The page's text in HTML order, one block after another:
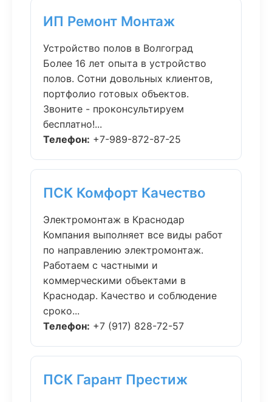
ИП Ремонт Монтаж
Устройство полов в Волгоград
Более 16 лет опыта в устройство
полов. Сотни довольных клиентов,
портфолио готовых объектов.
Звоните - проконсультируем
бесплатно!...
Телефон: +7-989-872-87-25
ПСК Комфорт Качество
Электромонтаж в Краснодар
Компания выполняет все виды работ
по направлению электромонтаж.
Работаем с частными и
коммерческими объектами в
Краснодар. Качество и соблюдение
сроко...
Телефон: +7 (917) 828-72-57
ПСК Гарант Престиж